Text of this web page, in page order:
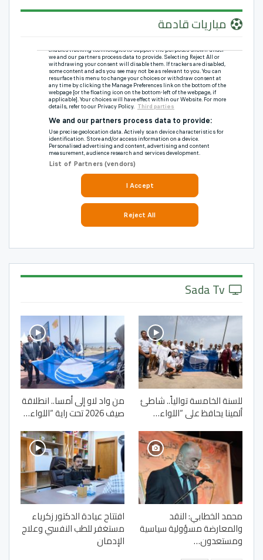
مباريات قادمة
للسنة الخامسة توالياً.. شاطئ
ألمينا يحافظ على “اللواء…
من واد لاو إلى أمسا.. انطلاقة
صيف 2026 تحت راية “اللواء…
محمد الخطابي: النقد
والمعارضة مسؤولية سياسية
ومستعدون…
افتتاح عيادة الدكتور زكرياء
مستغفر للطب النفسي وعلاج
الإدمان